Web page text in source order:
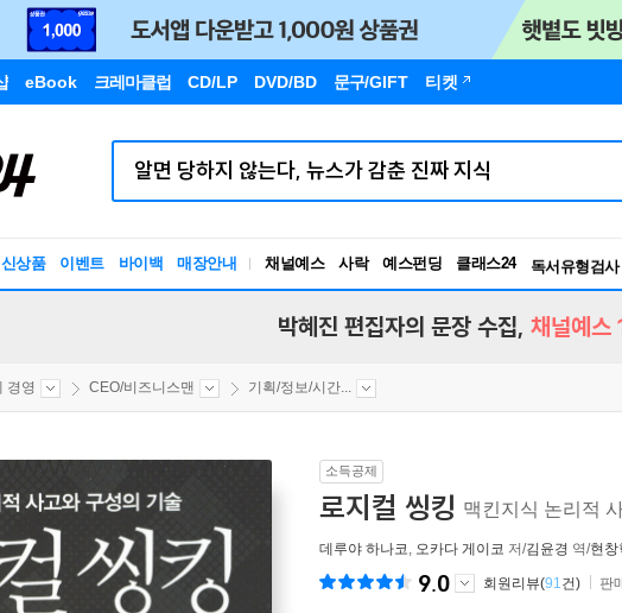
eBook 크레마클럽 CD/LP DVD/BD 문구/GIFT 티켓
신상품 이벤트 바이백 매장안내 채널예스 사락 예스펀딩 클래스24
독서유형검사
RBTI Lab
박혜진 편집자의 문장 수집, 채널예스
경영 CEO/비즈니스맨 기획/정보/시간...
소득공제
로지컬 씽킹 맥킨지식 논리적
데루야 하나코, 오카다 게이코 저/김윤경 역/현창
9.0 회원리뷰(91건) 판